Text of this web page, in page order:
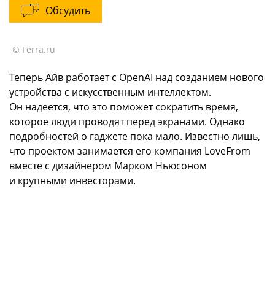
Обсудить
© Ferra.ru
Теперь Айв работает с OpenAI над созданием нового
устройства с искусственным интеллектом.
Он надеется, что это поможет сократить время,
которое люди проводят перед экранами. Однако
подробностей о гаджете пока мало. Известно лишь,
что проектом занимается его компания LoveFrom
вместе с дизайнером Марком Ньюсоном
и крупными инвесторами.